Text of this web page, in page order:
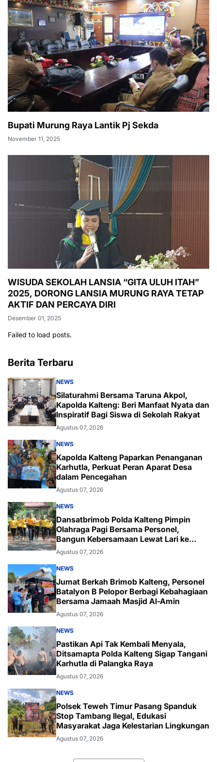
Bupati Murung Raya Lantik Pj Sekda
November 11, 2025
WISUDA SEKOLAH LANSIA “GITA ULUH ITAH”
2025, DORONG LANSIA MURUNG RAYA TETAP
AKTIF DAN PERCAYA DIRI
Desember 01, 2025
Failed to load posts.
Berita Terbaru
NEWS
Silaturahmi Bersama Taruna Akpol,
Kapolda Kalteng: Beri Manfaat Nyata dan
Inspiratif Bagi Siswa di Sekolah Rakyat
Agustus 07, 2026
NEWS
Kapolda Kalteng Paparkan Penanganan
Karhutla, Perkuat Peran Aparat Desa
dalam Pencegahan
Agustus 07, 2026
NEWS
Dansatbrimob Polda Kalteng Pimpin
Olahraga Pagi Bersama Personel,
Bangun Kebersamaan Lewat Lari ke
Bukit Baranahu
Agustus 07, 2026
NEWS
Jumat Berkah Brimob Kalteng, Personel
Batalyon B Pelopor Berbagi Kebahagiaan
Bersama Jamaah Masjid Al-Amin
Agustus 07, 2026
NEWS
Pastikan Api Tak Kembali Menyala,
Ditsamapta Polda Kalteng Sigap Tangani
Karhutla di Palangka Raya
Agustus 07, 2026
NEWS
Polsek Teweh Timur Pasang Spanduk
Stop Tambang Ilegal, Edukasi
Masyarakat Jaga Kelestarian Lingkungan
Agustus 07, 2026